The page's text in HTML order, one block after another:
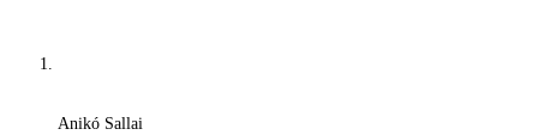
Anikó Sallai